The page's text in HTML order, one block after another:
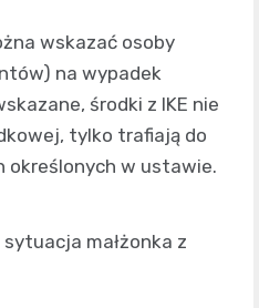
wskazać osoby
na wypadek
środki z IKE nie
tylko trafiają do
określonych w ustawie.
małżonka z